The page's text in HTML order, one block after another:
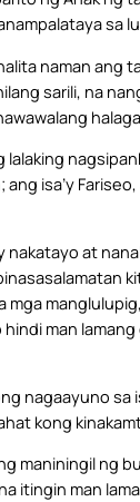
sa
naman ang
sarili, na
lalaking
isa’y
nakatayo at
mga
man
nagaayuno
kong
maniningil ng
itingin man